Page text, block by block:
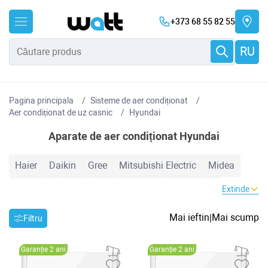
+373 68 55 82 55
RU
Pagina principala
Sisteme de aer condiționat
Aer condiționat de uz casnic
Hyundai
Aparate de aer condiționat Hyundai
Haier Daikin Gree Mitsubishi Electric
Midea
Hyundai
Auratsu Bosch
Hoapp
Nord Star Zanussi MDV Baxi
Extinde
Filtru Mai ieftin|Mai scump
Garanție 2 ani Garanție 2 ani